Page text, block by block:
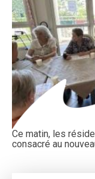
Ce matin, les
consacré au